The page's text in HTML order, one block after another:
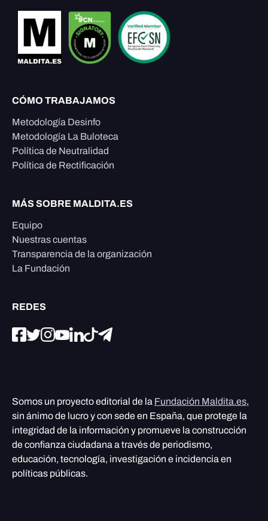
CÓMO TRABAJAMOS
Metodología Desinfo
Metodología La Buloteca
Política de Neutralidad
Política de Rectificación
MÁS SOBRE MALDITA.ES
Equipo
Nuestras cuentas
Transparencia de la organización
La Fundación
REDES
Somos un proyecto editorial de la Fundación Maldita.es,
sin ánimo de lucro y con sede en España, que protege la
integridad de la información y promueve la construcción
de confianza ciudadana a través de periodismo,
educación, tecnología, investigación e incidencia en
políticas públicas.